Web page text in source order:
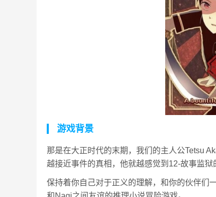
游戏背景
那是在大正时代的末期，我们的主人公Tetsu
越接近事件的真相，他就越感觉到12-故事监狱
保持着你自己对于正义的理解，和你的伙伴们